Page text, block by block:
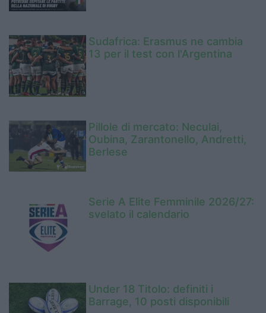
Sudafrica: Erasmus ne cambia
13 per il test con l'Argentina
Pillole di mercato: Neculai,
Oubina, Zarantonello, Andretti,
Berlese
Serie A Elite Femminile 2026/27:
svelato il calendario
Under 18 Titolo: definiti i
Barrage, 10 posti disponibili